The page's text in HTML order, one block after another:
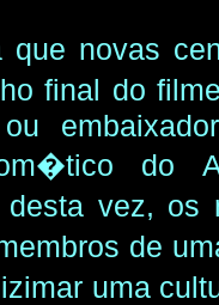
novas
final do
do
vez, os
de
uma